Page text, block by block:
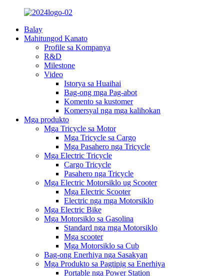
Balay
Mahitungod Kanato
Profile sa Kompanya
R&D
Milestone
Video
Istorya sa Huaihai
Bag-ong mga Pag-abot
Komento sa kustomer
Komersyal nga mga kalihokan
Mga produkto
Mga Tricycle sa Motor
Mga Tricycle sa Cargo
Mga Pasahero nga Tricycle
Mga Electric Tricycle
Cargo Tricycle
Pasahero nga Tricycle
Mga Electric Motorsiklo ug Scooter
Mga Electric Scooter
Electric nga mga Motorsiklo
Mga Electric Bike
Mga Motorsiklo sa Gasolina
Standard nga mga Motorsiklo
Mga scooter
Mga Motorsiklo sa Cub
Bag-ong Enerhiya nga Sasakyan
Mga Produkto sa Pagtipig sa Enerhiya
Portable nga Power Station